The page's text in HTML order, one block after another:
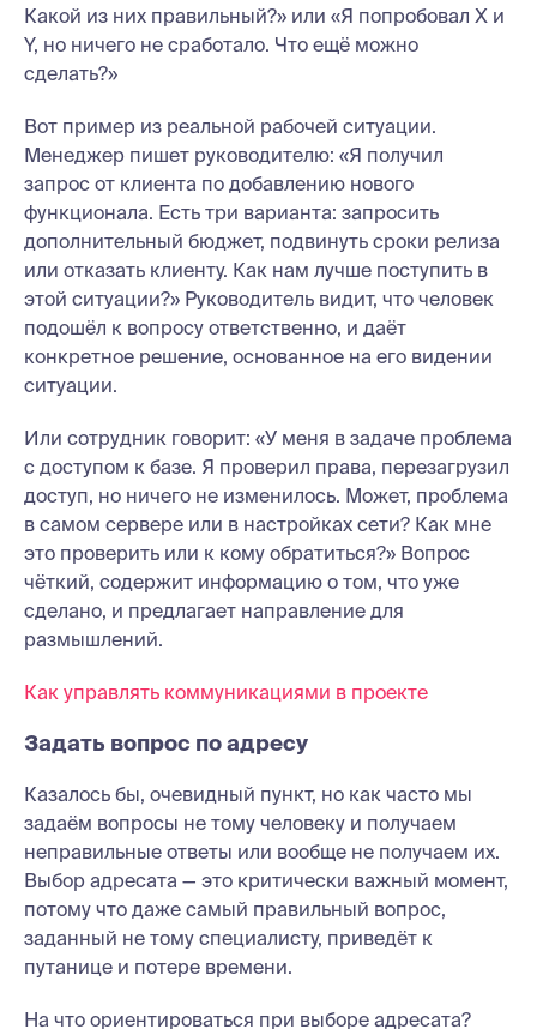
Какой из них правильный?» или «Я попробовал Х и
Y, но ничего не сработало. Что ещё можно
сделать?»
Вот пример из реальной рабочей ситуации.
Менеджер пишет руководителю: «Я получил
запрос от клиента по добавлению нового
функционала. Есть три варианта: запросить
дополнительный бюджет, подвинуть сроки релиза
или отказать клиенту. Как нам лучше поступить в
этой ситуации?» Руководитель видит, что человек
подошёл к вопросу ответственно, и даёт
конкретное решение, основанное на его видении
ситуации.
Или сотрудник говорит: «У меня в задаче проблема
с доступом к базе. Я проверил права, перезагрузил
доступ, но ничего не изменилось. Может, проблема
в самом сервере или в настройках сети? Как мне
это проверить или к кому обратиться?» Вопрос
чёткий, содержит информацию о том, что уже
сделано, и предлагает направление для
размышлений.
Как управлять коммуникациями в проекте
Задать вопрос по адресу
Казалось бы, очевидный пункт, но как часто мы
задаём вопросы не тому человеку и получаем
неправильные ответы или вообще не получаем их.
Выбор адресата — это критически важный момент,
потому что даже самый правильный вопрос,
заданный не тому специалисту, приведёт к
путанице и потере времени.
На что ориентироваться при выборе адресата?